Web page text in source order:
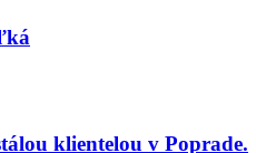
klientelou v Poprade.